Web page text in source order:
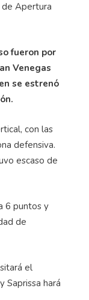
Apertura
fueron por
Venegas
se estrenó
con las
defensiva.
escaso de
6 puntos y
de
el
Saprissa hará